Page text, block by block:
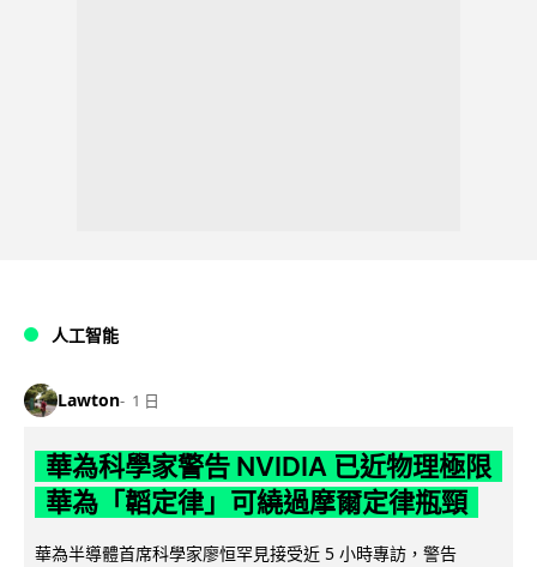
人工智能
Lawton 1 日
華為科學家警告 NVIDIA 已近物理極限
華為「韜定律」可繞過摩爾定律瓶頸
華為半導體首席科學家廖恒罕見接受近 5 小時專訪，警告